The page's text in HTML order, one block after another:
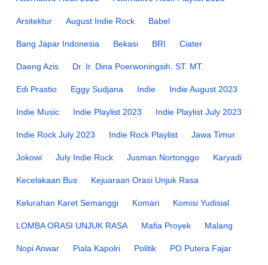
Arsitektur August Indie Rock Babel
Bang Japar Indonesia Bekasi BRI Ciater
Daeng Azis Dr. Ir. Dina Poerwoningsih. ST. MT.
Edi Prastio Eggy Sudjana Indie Indie August 2023
Indie Music Indie Playlist 2023 Indie Playlist July 2023
Indie Rock July 2023 Indie Rock Playlist Jawa Timur
Jokowi July Indie Rock Jusman Nortonggo Karyadi
Kecelakaan Bus Kejuaraan Orasi Unjuk Rasa
Kelurahan Karet Semanggi Komari Komisi Yudisial
LOMBA ORASI UNJUK RASA Mafia Proyek Malang
Nopi Anwar Piala Kapolri Politik PO Putera Fajar